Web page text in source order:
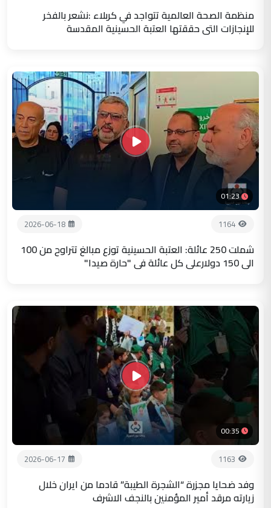
منظمة الصحة العالمية تتواجد في كربلاء :نشعر بالفخر
للإنجازات التي حققتها العتبة الحسينية المقدسة
01:23
1164
2026-06-18
شملت 250 عائلة: العتبة الحسينية توزع مبالغ تتراوح من 100
الى 150 دولارعلى كل عائلة في "حارة صيدا"
00:35
1163
2026-06-17
وفد ضحايا مجزرة “الشجرة الطيبة” قادما من ايران خلال
زيارته مرقد أمير المؤمنين بالنجف الاشرف